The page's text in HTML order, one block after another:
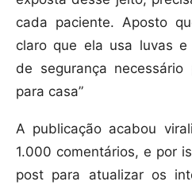
cada paciente. Aposto
claro que ela usa luvas e
de segurança
para casa”
A publicação acabou
1.000 comentários, e por
post para atualizar os